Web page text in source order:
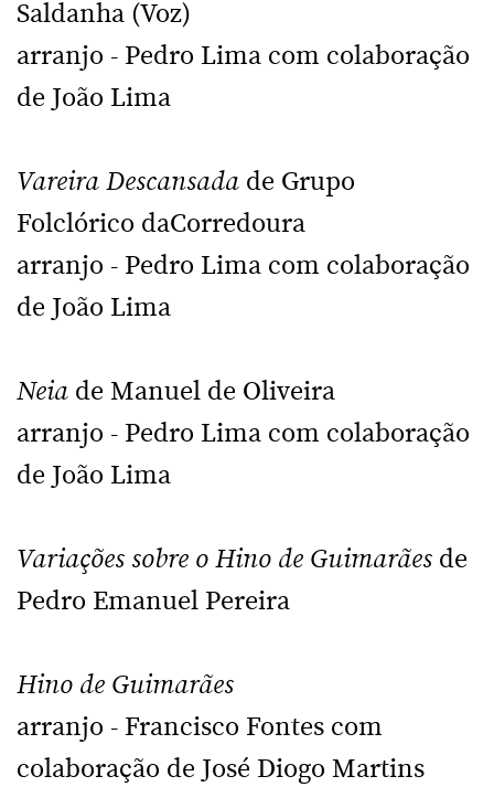
Saldanha (Voz)
arranjo - Pedro Lima com colaboração
de João Lima
Vareira Descansada de Grupo
Folclórico daCorredoura
arranjo - Pedro Lima com colaboração
de João Lima
Neia de Manuel de Oliveira
arranjo - Pedro Lima com colaboração
de João Lima
Variações sobre o Hino de Guimarães de
Pedro Emanuel Pereira
Hino de Guimarães
arranjo - Francisco Fontes com
colaboração de José Diogo Martins